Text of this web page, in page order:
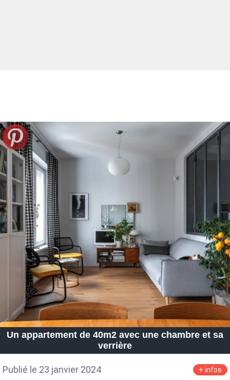
Un appartement de 40m2 avec une chambre et sa
verrière
Publié le 23 janvier 2024 + infos